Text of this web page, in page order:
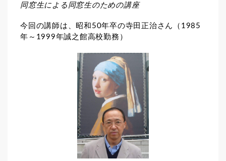
同窓生による同窓生のための講座
今回の講師は、昭和50年卒の寺田正治さん（1985
年～1999年誠之館高校勤務）